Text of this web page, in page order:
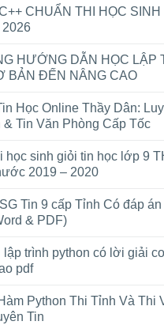
CHUẨN THI HỌC SINH
2026
HƯỚNG DẪN HỌC LẬP
BẢN ĐẾN NÂNG CAO
Học Online Thầy Dân:
& Tin Văn Phòng Cấp Tốc
học sinh giỏi tin học lớp 9
2019 – 2020
Tin 9 cấp Tỉnh Có đáp
& PDF)
lập trình python có lời giải
pdf
Python Thi Tỉnh Và Thi
Tin